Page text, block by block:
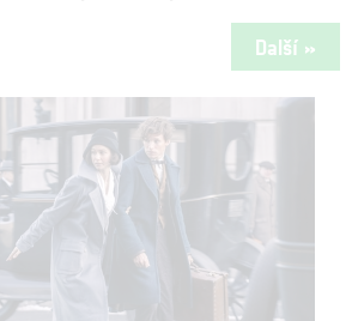
Další »